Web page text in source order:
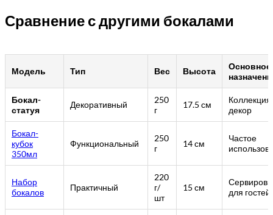
Сравнение с другими бокалами
Модель Тип Вес Высота
Основное
Бокал-
статуя
Декоративный
250
г
17.5 см
Коллекция,
декор
Бокал-
кубок
350мл
Функциональный
250
г
14 см
Частое
Набор
бокалов
Практичный
220
г/
шт
15 см
для гостей